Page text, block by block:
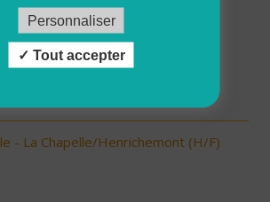
- La Chapelle/Henrichemont (H/F)
Personnaliser
Tout accepter